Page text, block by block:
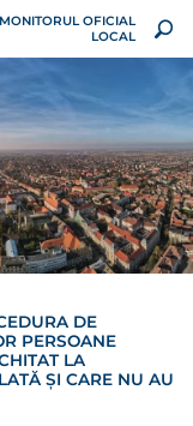
MONITORUL OFICIAL
LOCAL
DE
PERSOANE
LA
ŞI CARE NU AU